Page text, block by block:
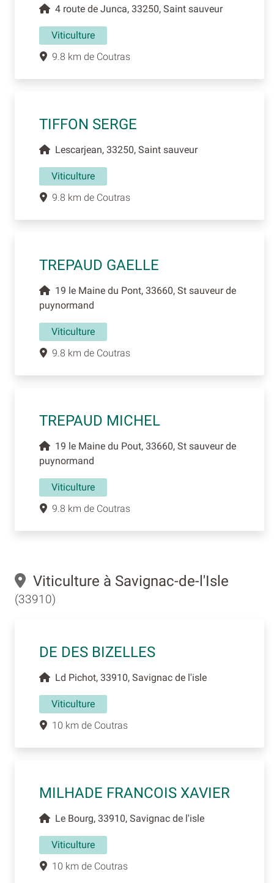
4 route de Junca, 33250, Saint sauveur
Viticulture
9.8 km de Coutras
TIFFON SERGE
Lescarjean, 33250, Saint sauveur
Viticulture
9.8 km de Coutras
TREPAUD GAELLE
19 le Maine du Pont, 33660, St sauveur de
puynormand
Viticulture
9.8 km de Coutras
TREPAUD MICHEL
19 le Maine du Pout, 33660, St sauveur de
puynormand
Viticulture
9.8 km de Coutras
Viticulture à Savignac-de-l'Isle
(33910)
DE DES BIZELLES
Ld Pichot, 33910, Savignac de l'isle
Viticulture
10 km de Coutras
MILHADE FRANCOIS XAVIER
Le Bourg, 33910, Savignac de l'isle
Viticulture
10 km de Coutras